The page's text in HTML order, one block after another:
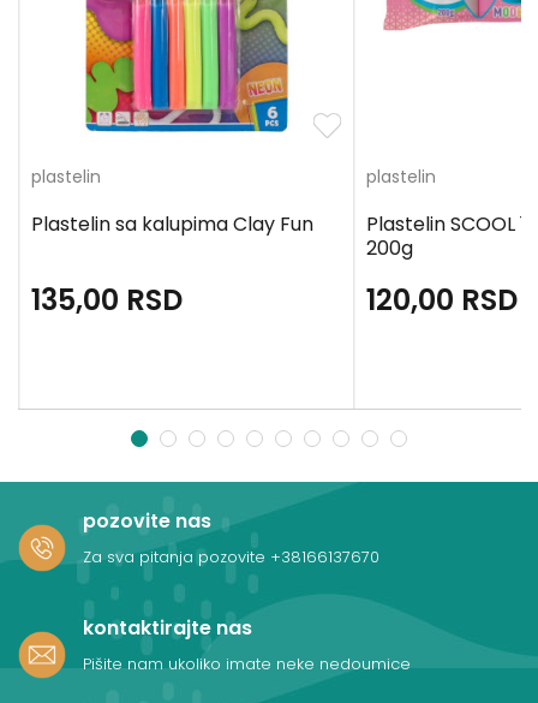
plastelin
Plastelin sa kalupima Clay Fun
135,00 RSD
plastelin
Plastelin SCOOL
200g
120,00 RSD
1 2 3 4 5 6 7 8 9 10
pozovite nas
Za sva pitanja pozovite +38166137670
kontaktirajte nas
Pišite nam ukoliko imate neke nedoumice